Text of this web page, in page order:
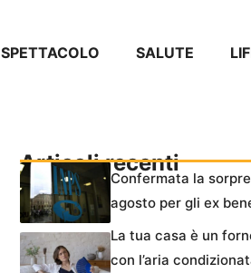
SALUTE
Articoli recenti
Confermata la
agosto per gli ex
La tua casa è un
con l’aria